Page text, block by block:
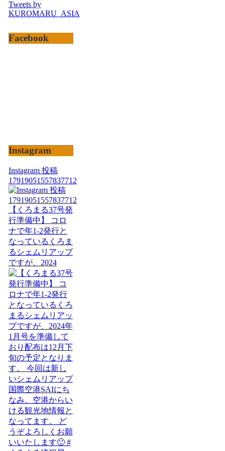
Tweets by
KUROMARU_ASIA
Facebook
Instagram
Instagram 投稿
17919051557837712
【くろまる37号発
行準備中】 コロ
ナで年1-2発行と
なっているくろま
るシェムリアップ
ですが、2024